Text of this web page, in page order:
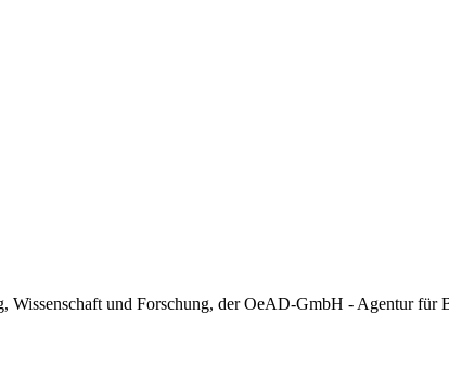
Wissenschaft und Forschung, der OeAD-GmbH - Agentur für